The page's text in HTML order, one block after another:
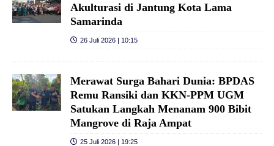
Akulturasi di Jantung Kota Lama
Samarinda
26 Juli 2026 | 10:15
Merawat Surga Bahari Dunia: BPDAS
Remu Ransiki dan KKN-PPM UGM
Satukan Langkah Menanam 900 Bibit
Mangrove di Raja Ampat
25 Juli 2026 | 19:25